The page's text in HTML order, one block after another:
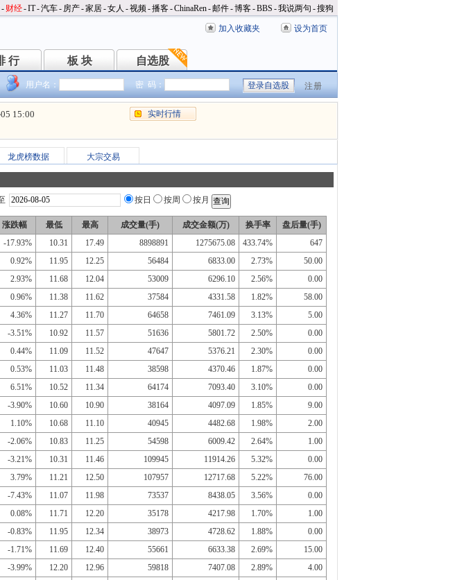
- 财经-IT-汽车- 房产-家居-女人 -视频-播客-ChinaRen-邮件-博客-BBS -我说两句 -搜狗
加入收藏夹 设为首页
行
行 板 块
板 块 自选股
自选股
用户名： 密 码： 注册
15:00 实时行情
龙虎榜数据 大宗交易
按日 按周 按月
涨跌幅 最低 最高 成交量(手) 成交金额(万) 换手率
盘后量(手)
-17.93% 10.31 17.49 8898891 1275675.08 433.74%
647
0.92% 11.95 12.25 56484 6833.00 2.73%
50.00
2.93% 11.68 12.04 53009 6296.10 2.56%
0.00
0.96% 11.38 11.62 37584 4331.58 1.82%
58.00
4.36% 11.27 11.70 64658 7461.09 3.13%
5.00
-3.51% 10.92 11.57 51636 5801.72 2.50%
0.00
0.44% 11.09 11.52 47647 5376.21 2.30%
0.00
0.53% 11.03 11.48 38598 4370.46 1.87%
0.00
6.51% 10.52 11.34 64174 7093.40 3.10%
0.00
-3.90% 10.60 10.90 38164 4097.09 1.85%
9.00
1.10% 10.68 11.10 40945 4482.68 1.98%
2.00
-2.06% 10.83 11.25 54598 6009.42 2.64%
1.00
-3.21% 10.31 11.46 109945 11914.26 5.32%
0.00
3.79% 11.21 12.50 107957 12717.68 5.22%
76.00
-7.43% 11.07 11.98 73537 8438.05 3.56%
0.00
0.08% 11.71 12.20 35178 4217.98 1.70%
1.00
-0.83% 11.95 12.34 38973 4728.62 1.88%
0.00
-1.71% 11.69 12.40 55661 6633.38 2.69%
15.00
-3.99% 12.20 12.96 59818 7407.08 2.89%
4.00